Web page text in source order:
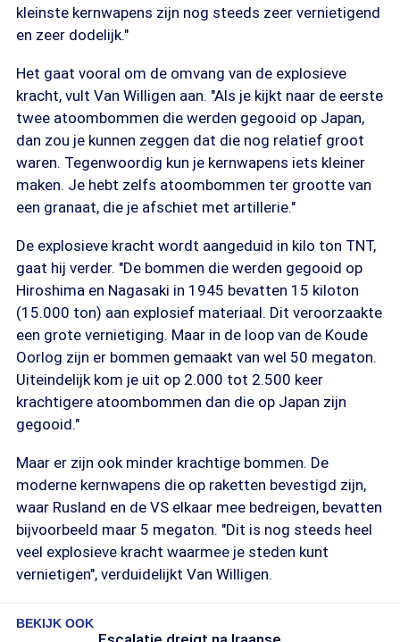
kleinste kernwapens zijn nog steeds zeer vernietigend
en zeer dodelijk."
Het gaat vooral om de omvang van de explosieve
kracht, vult Van Willigen aan. "Als je kijkt naar de eerste
twee atoombommen die werden gegooid op Japan,
dan zou je kunnen zeggen dat die nog relatief groot
waren. Tegenwoordig kun je kernwapens iets kleiner
maken. Je hebt zelfs atoombommen ter grootte van
een granaat, die je afschiet met artillerie."
De explosieve kracht wordt aangeduid in kilo ton TNT,
gaat hij verder. "De bommen die werden gegooid op
Hiroshima en Nagasaki in 1945 bevatten 15 kiloton
(15.000 ton) aan explosief materiaal. Dit veroorzaakte
een grote vernietiging. Maar in de loop van de Koude
Oorlog zijn er bommen gemaakt van wel 50 megaton.
Uiteindelijk kom je uit op 2.000 tot 2.500 keer
krachtigere atoombommen dan die op Japan zijn
gegooid."
Maar er zijn ook minder krachtige bommen. De
moderne kernwapens die op raketten bevestigd zijn,
waar Rusland en de VS elkaar mee bedreigen, bevatten
bijvoorbeeld maar 5 megaton. "Dit is nog steeds heel
veel explosieve kracht waarmee je steden kunt
vernietigen", verduidelijkt Van Willigen.
BEKIJK OOK